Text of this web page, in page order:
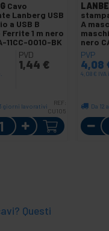
Cavo
Lanberg USB
a USB B
1 m nero
11CC-0010-BK
PVD
1,44 €
giorni lavorativi
REF:
CU105
Quantità
A
nero
0050-
PVP
4,08
4,08 €
Da 12
Questi